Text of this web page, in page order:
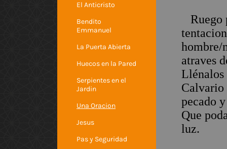
El Anticristo
Bendito
Emmanuel
La Puerta Abierta
Huecos en la Pared
Serpientes en el
Jardin
Una Oracion
Jesus
Pas y Seguridad
Ruego
hombre/
atraves
Llénalos
Calvario
pecado
Que
luz.